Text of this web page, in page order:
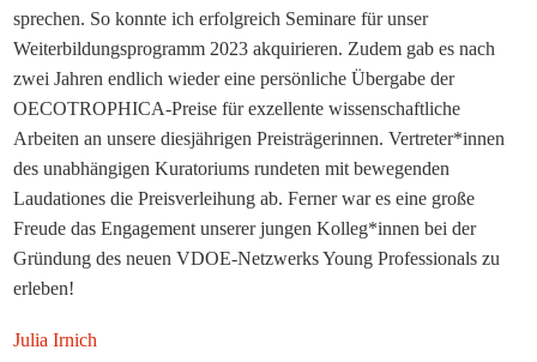
sprechen. So konnte ich erfolgreich Seminare für unser
Weiterbildungsprogramm 2023 akquirieren. Zudem gab es nach
zwei Jahren endlich wieder eine persönliche Übergabe der
OECOTROPHICA-Preise für exzellente wissenschaftliche
Arbeiten an unsere diesjährigen Preisträgerinnen. Vertreter*innen
des unabhängigen Kuratoriums rundeten mit bewegenden
Laudationes die Preisverleihung ab. Ferner war es eine große
Freude das Engagement unserer jungen Kolleg*innen bei der
Gründung des neuen VDOE-Netzwerks Young Professionals zu
erleben!
Julia Irnich